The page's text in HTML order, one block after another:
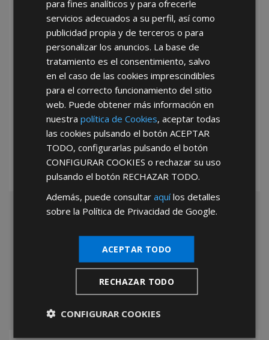
He leído y acepto laPolítica de Privacidad
*Abstenerse particulares, sólo venta a tiendas y empresas minoristas y
mayoristas.
para fines analíticos y para ofrecerle
servicios adecuados a su perfil, así como
publicidad propia y de terceros o para
personalizar los anuncios. La base de
tratamiento es el consentimiento, salvo
en el caso de las cookies imprescindibles
para el correcto funcionamiento del sitio
web. Puede obtener más información en
nuestrapolítica de Cookies, aceptar todas
las cookies pulsando el botónACEPTAR
TODO, configurarlas pulsando el botón
CONFIGURAR COOKIES o rechazar su uso
pulsando el botón RECHAZAR TODO.
Además, puede consultaraquílos detalles
sobre la Política de Privacidad de Google.
ACEPTAR TODO
RECHAZAR TODO
CONFIGURAR COOKIES